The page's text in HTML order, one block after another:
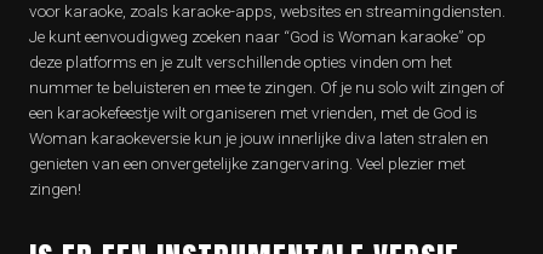
voor karaoke, zoals karaoke-apps, websites en streamingdiensten.
Je kunt eenvoudigweg zoeken naar “God is Woman karaoke” op
deze platforms en je zult verschillende opties vinden om het
nummer te beluisteren en mee te zingen. Of je nu solo wilt zingen of
een karaokefeestje wilt organiseren met vrienden, met de God is
Woman karaokeversie kun je jouw innerlijke diva laten stralen en
genieten van een onvergetelijke zangervaring. Veel plezier met
zingen!